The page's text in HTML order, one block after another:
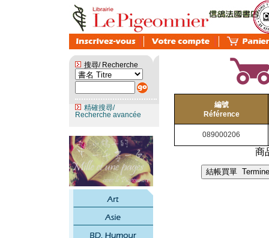
搜尋/ Recherche
精確搜尋/
Recherche avancée
編號
Référence
089000206
商